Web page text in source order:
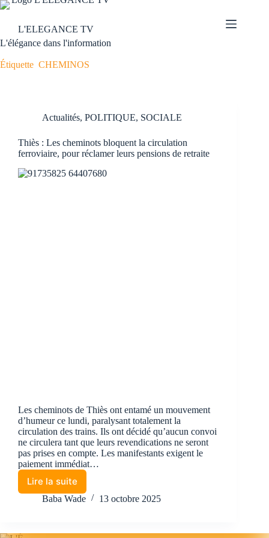
L'ELEGANCE TV
L'élégance dans l'information
Étiquette CHEMINOS
Actualités, POLITIQUE, SOCIALE
Thiès : Les cheminots bloquent la circulation
ferroviaire, pour réclamer leurs pensions de retraite
Les cheminots de Thiès ont entamé un mouvement
d’humeur ce lundi, paralysant totalement la
circulation des trains. Ils ont décidé qu’aucun convoi
ne circulera tant que leurs revendications ne seront
pas prises en compte. Les manifestants exigent le
paiement immédiat…
Lire la suite
Baba Wade 13 octobre 2025